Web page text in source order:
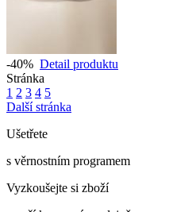
-40% Detail produktu
Stránka
1 2 3 4 5
Další stránka
Ušetřete
s věrnostním programem
Vyzkoušejte si zboží